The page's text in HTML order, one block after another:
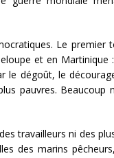
Le premier
et en Martinique
le dégoût, le
pauvres.
travailleurs ni des
des marins